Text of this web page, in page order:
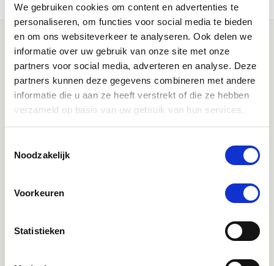
We gebruiken cookies om content en advertenties te
personaliseren, om functies voor social media te bieden
en om ons websiteverkeer te analyseren. Ook delen we
informatie over uw gebruik van onze site met onze
partners voor social media, adverteren en analyse. Deze
partners kunnen deze gegevens combineren met andere
informatie die u aan ze heeft verstrekt of die ze hebben
verzameld op basis van uw gebruik van hun services.
Noodzakelijk
Voorkeuren
Statistieken
Ma - Vrij 8:30 - 17:30 uur
Direct advies
onze klantenservice